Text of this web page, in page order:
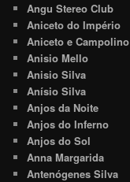
Angu Stereo Club
Aniceto do Império
Aniceto e Campolino
Anisio Mello
Anisio Silva
Anísio Silva
Anjos da Noite
Anjos do Inferno
Anjos do Sol
Anna Margarida
Antenógenes Silva